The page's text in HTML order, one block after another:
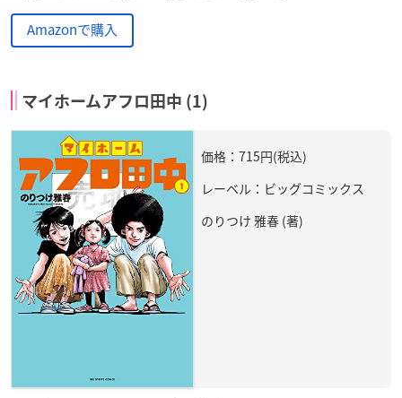
Amazonで購入
マイホームアフロ田中 (1)
価格：715円(税込)
レーベル：ビッグコミックス
のりつけ 雅春 (著)